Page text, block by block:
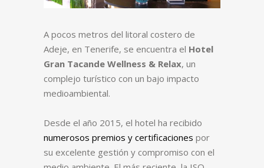
A pocos metros del litoral costero de
Adeje, en Tenerife, se encuentra el Hotel
Gran Tacande Wellness & Relax, un
complejo turístico con un bajo impacto
medioambiental.
Desde el año 2015, el hotel ha recibido
numerosos premios y certificaciones por
su excelente gestión y compromiso con el